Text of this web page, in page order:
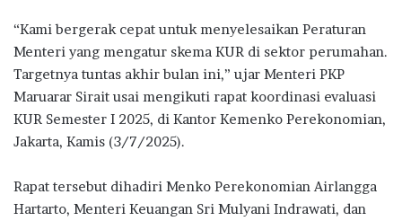
“Kami bergerak cepat untuk menyelesaikan Peraturan
Menteri yang mengatur skema KUR di sektor perumahan.
Targetnya tuntas akhir bulan ini,” ujar Menteri PKP
Maruarar Sirait usai mengikuti rapat koordinasi evaluasi
KUR Semester I 2025, di Kantor Kemenko Perekonomian,
Jakarta, Kamis (3/7/2025).
Rapat tersebut dihadiri Menko Perekonomian Airlangga
Hartarto, Menteri Keuangan Sri Mulyani Indrawati, dan